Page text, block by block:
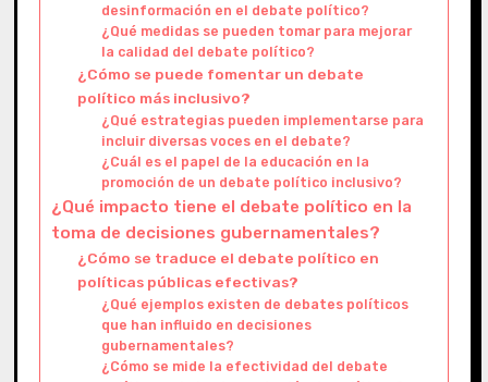
desinformación en el debate político?
¿Qué medidas se pueden tomar para mejorar
la calidad del debate político?
¿Cómo se puede fomentar un debate
político más inclusivo?
¿Qué estrategias pueden implementarse para
incluir diversas voces en el debate?
¿Cuál es el papel de la educación en la
promoción de un debate político inclusivo?
¿Qué impacto tiene el debate político en la
toma de decisiones gubernamentales?
¿Cómo se traduce el debate político en
políticas públicas efectivas?
¿Qué ejemplos existen de debates políticos
que han influido en decisiones
gubernamentales?
¿Cómo se mide la efectividad del debate